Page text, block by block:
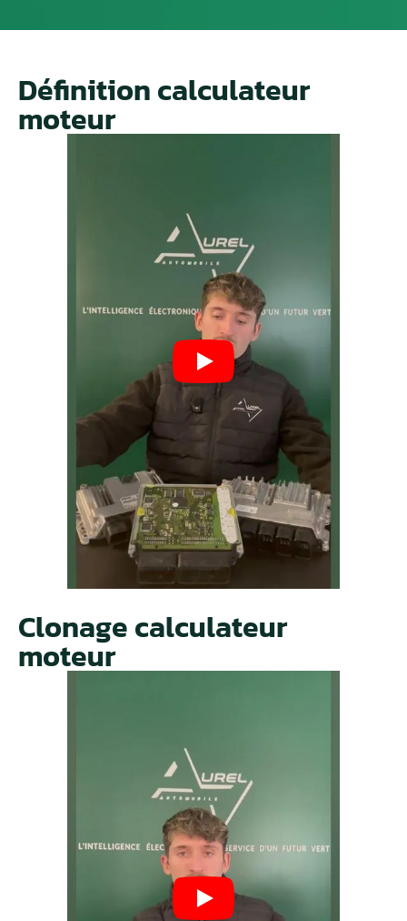
Définition calculateur
moteur
Clonage calculateur
moteur